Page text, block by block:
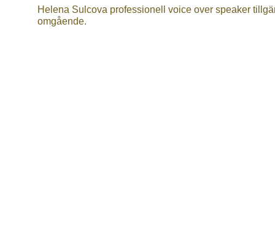
Helena Sulcova professionell voice over speaker
omgående.